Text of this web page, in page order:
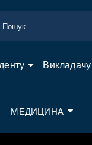
Викладачу
МЕДИЦИНА